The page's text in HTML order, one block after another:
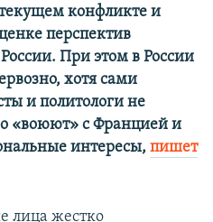
конфликте и
перспектив
При этом в России
хотя сами
и политологи не
«воюют» с Францией и
интересы, пишет
лица жестко